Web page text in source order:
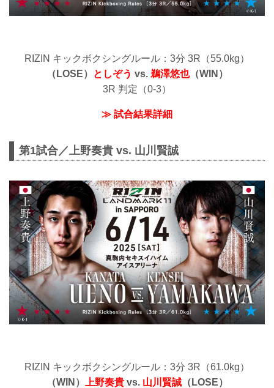
RIZIN キックボクシングルール：3分 3R（55.0kg）
（LOSE）
としぞう vs. 鵜澤悠也（WIN）
3R 判定（0-3）
≫ 試合結果詳細
第1試合／上野奏貴 vs. 山川賢誠
RIZIN キックボクシングルール：3分 3R（61.0kg）
（WIN）
上野奏貴vs. 山川賢誠（LOSE）